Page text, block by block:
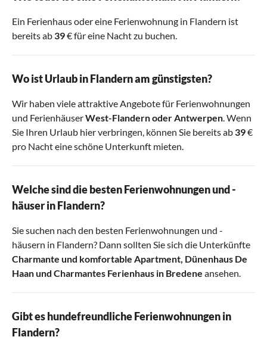
Ein Ferienhaus oder eine Ferienwohnung in Flandern ist
bereits ab 39€ für eine Nacht zu buchen.
Wo ist Urlaub in Flandern am günstigsten?
Wir haben viele attraktive Angebote für Ferienwohnungen
und FerienhäuserWest-FlandernoderAntwerpen. Wenn
Sie Ihren Urlaub hier verbringen, können Sie bereits ab 39€
pro Nacht eine schöne Unterkunft mieten.
Welche sind die besten Ferienwohnungen und -
häuser in Flandern?
Sie suchen nach den besten Ferienwohnungen und -
häusern in Flandern? Dann sollten Sie sich die Unterkünfte
Charmante und komfortable Apartment, Dünenhaus De
Haanund Charmantes Ferienhaus in Bredene ansehen.
Gibt es hundefreundliche Ferienwohnungen in
Flandern?